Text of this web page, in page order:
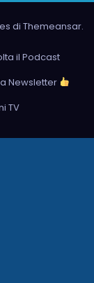
di Themeansar.
il Podcast
Newsletter
TV